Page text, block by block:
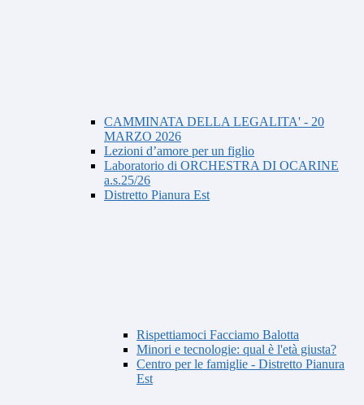
CAMMINATA DELLA LEGALITA' - 20
MARZO 2026
Lezioni d’amore per un figlio
Laboratorio di ORCHESTRA DI OCARINE
a.s.25/26
Distretto Pianura Est
Rispettiamoci Facciamo Balotta
Minori e tecnologie: qual è l'età giusta?
Centro per le famiglie - Distretto Pianura
Est